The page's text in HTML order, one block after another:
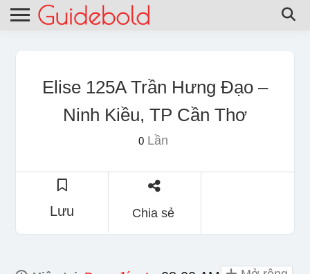
Elise 125A Trần Hưng Đạo –
Ninh Kiều, TP Cần Thơ
0Lần
Lưu Chia sẻ